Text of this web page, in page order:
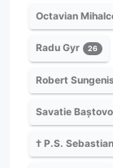
Octavian
Radu Gyr 26
Robert Sungenis
Savatie
† P.S.